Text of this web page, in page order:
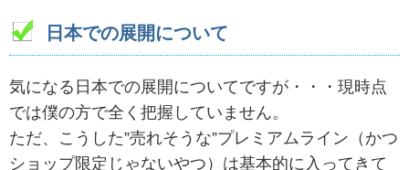
日本での展開について
気になる日本での展開についてですが・・・現時点
では僕の方で全く把握していません。
ただ、こうした”売れそうな”プレミアムライン（かつ
ショップ限定じゃないやつ）は基本的に入ってきて